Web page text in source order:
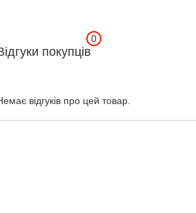
покупців
0
відгуків про цей товар.